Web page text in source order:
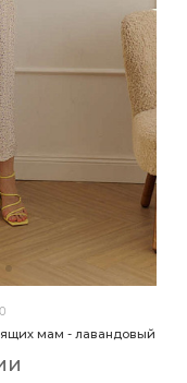
мам - лавандовый